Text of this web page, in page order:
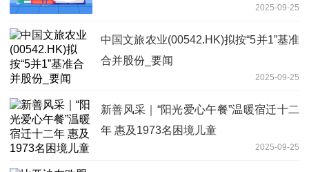
2025-09-25
中国文旅农业(00542.HK)拟按“5并1”基准
合并股份_要闻
2025-09-25
新善风采｜“阳光爱心午餐”温暖宿迁十二
年 惠及1973名困境儿童
2025-09-25